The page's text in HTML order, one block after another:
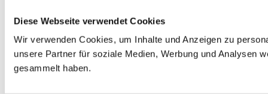
Diese Webseite verwendet Cookies
Wir verwenden Cookies, um Inhalte und Anzeigen zu
unsere Partner für soziale Medien, Werbung und Analysen
gesammelt haben.